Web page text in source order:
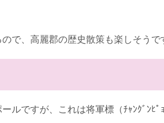
で、高麗郡の歴史散策も楽しそうで
ルですが、これは将軍標（ﾁｬﾝｸﾞﾝﾋﾟ